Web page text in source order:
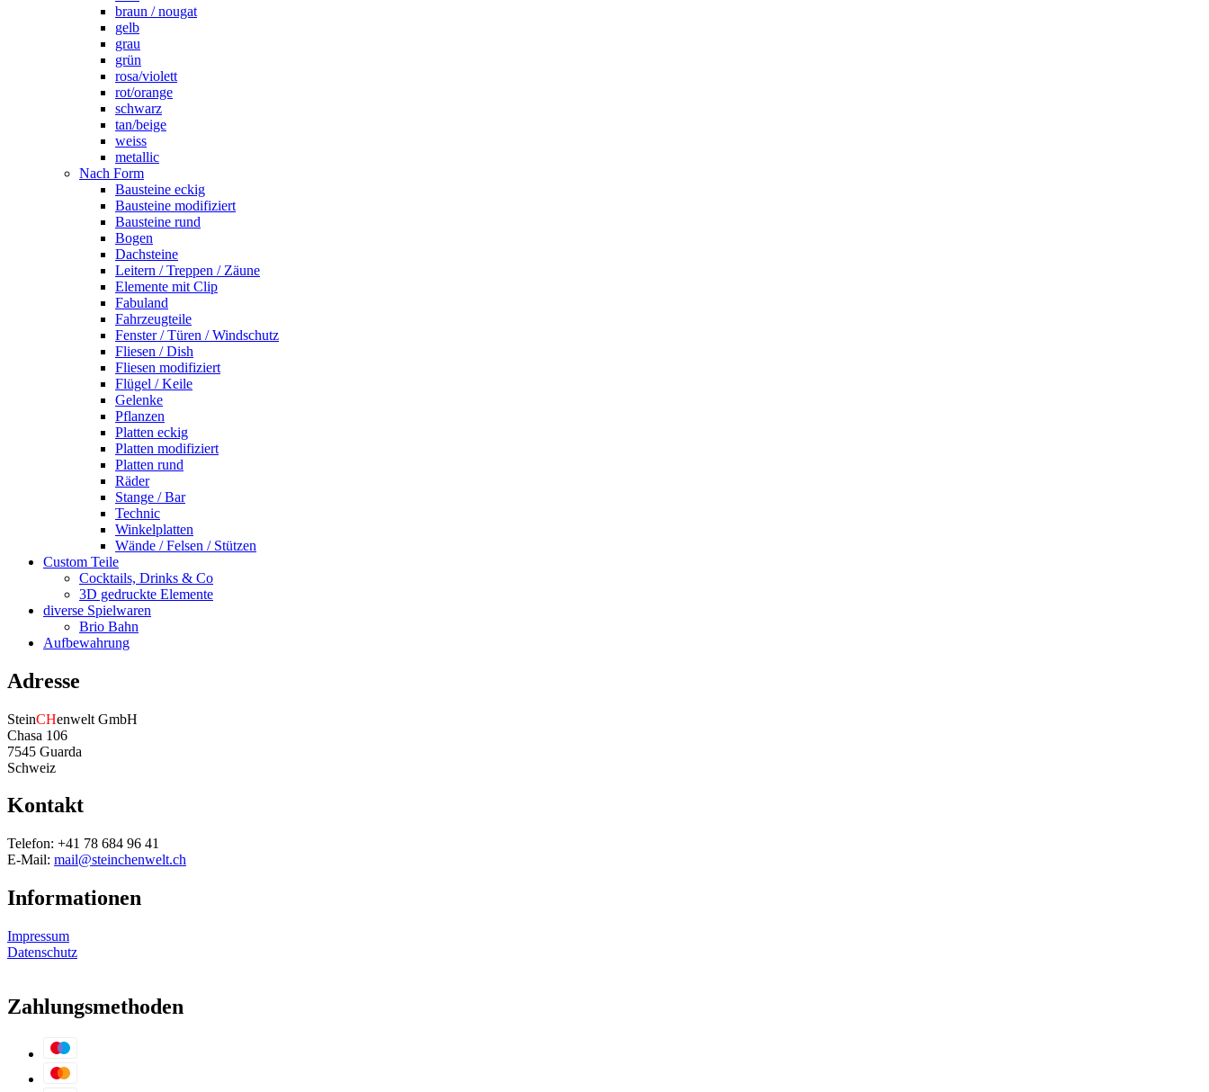
braun / nougat
gelb
grau
grün
rosa/violett
rot/orange
schwarz
tan/beige
weiss
metallic
Nach Form
Bausteine eckig
Bausteine modifiziert
Bausteine rund
Bogen
Dachsteine
Leitern / Treppen / Zäune
Elemente mit Clip
Fabuland
Fahrzeugteile
Fenster / Türen / Windschutz
Fliesen / Dish
Fliesen modifiziert
Flügel / Keile
Gelenke
Pflanzen
Platten eckig
Platten modifiziert
Platten rund
Räder
Stange / Bar
Technic
Winkelplatten
Wände / Felsen / Stützen
Custom Teile
Cocktails, Drinks & Co
3D gedruckte Elemente
diverse Spielwaren
Brio Bahn
Aufbewahrung
Adresse
SteinCHenwelt GmbH
Chasa 106
7545 Guarda
Schweiz
Kontakt
Telefon: +41 78 684 96 41
E-Mail: mail@steinchenwelt.ch
Informationen
Impressum
Datenschutz
Zahlungsmethoden